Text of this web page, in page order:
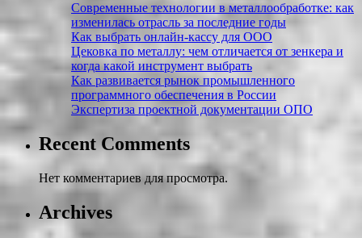
Современные технологии в металлообработке: как
изменилась отрасль за последние годы
Как выбрать онлайн-кассу для ООО
Цековка по металлу: чем отличается от зенкера и
когда какой инструмент выбрать
Как развивается рынок промышленного
программного обеспечения в России
Экспертиза проектной документации ОПО
Recent Comments
Нет комментариев для просмотра.
Archives